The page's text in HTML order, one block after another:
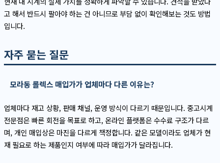
고 해서 반드시 팔아야 하는 건 아니므로 부담 없이 확인해보는 것도 방법
입니다.
자주 묻는 질문
모라동 롤렉스 매입가가 업체마다 다른 이유는?
업체마다 재고 상황, 판매 채널, 운영 방식이 다르기 때문입니다. 중고시계
전문점은 빠른 회전을 목표로 하고, 온라인 플랫폼은 수수료 구조가 다르
며, 개인 매입상은 마진을 다르게 책정합니다. 같은 모델이라도 업체가 현
재 필요로 하는 제품인지 여부에 따라 매입가가 달라집니다.